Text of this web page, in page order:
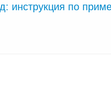
инструкция по